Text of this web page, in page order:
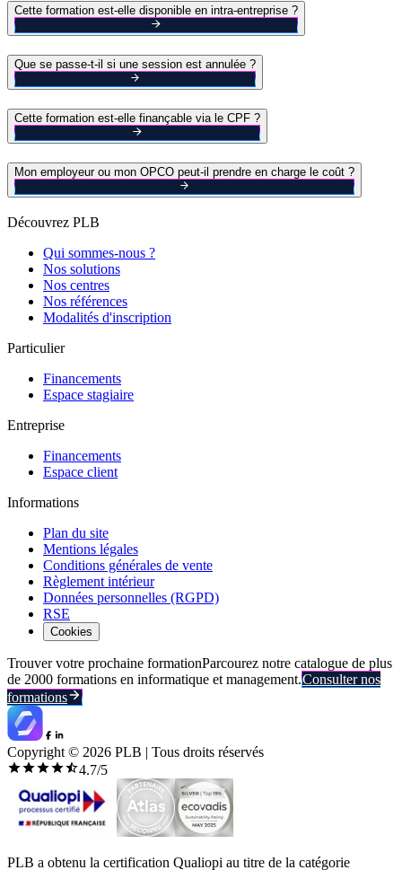
Cette formation est-elle disponible en intra-entreprise ?
Que se passe-t-il si une session est annulée ?
Cette formation est-elle finançable via le CPF ?
Mon employeur ou mon OPCO peut-il prendre en charge le coût ?
Découvrez PLB
Qui sommes-nous ?
Nos solutions
Nos centres
Nos références
Modalités d'inscription
Particulier
Financements
Espace stagiaire
Entreprise
Financements
Espace client
Informations
Plan du site
Mentions légales
Conditions générales de vente
Règlement intérieur
Données personnelles (RGPD)
RSE
Cookies
Trouver votre prochaine formationParcourez notre catalogue de plus
de 2000 formations en informatique et management.Consulter nos
formations
Copyright © 2026 PLB | Tous droits réservés
4.7/5
PLB a obtenu la certification Qualiopi au titre de la catégorie